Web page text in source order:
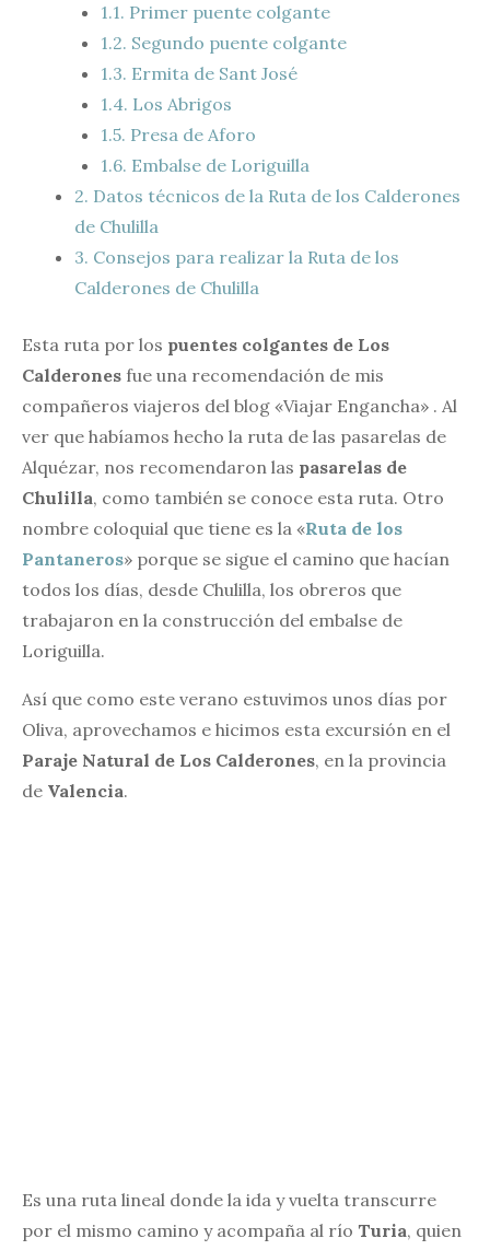
1.1. Primer puente colgante
1.2. Segundo puente colgante
1.3. Ermita de Sant José
1.4. Los Abrigos
1.5. Presa de Aforo
1.6. Embalse de Loriguilla
2. Datos técnicos de la Ruta de los Calderones
de Chulilla
3. Consejos para realizar la Ruta de los
Calderones de Chulilla
Esta ruta por los puentes colgantes de Los
Calderones fue una recomendación de mis
compañeros viajeros del blog «Viajar Engancha» . Al
ver que habíamos hecho la ruta de las pasarelas de
Alquézar, nos recomendaron las pasarelas de
Chulilla, como también se conoce esta ruta. Otro
nombre coloquial que tiene es la «Ruta de los
Pantaneros» porque se sigue el camino que hacían
todos los días, desde Chulilla, los obreros que
trabajaron en la construcción del embalse de
Loriguilla.
Así que como este verano estuvimos unos días por
Oliva, aprovechamos e hicimos esta excursión en el
Paraje Natural de Los Calderones, en la provincia
de Valencia.
Es una ruta lineal donde la ida y vuelta transcurre
por el mismo camino y acompaña al río Turia, quien